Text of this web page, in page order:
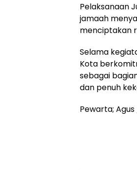
Pelaksanaan
jamaah
menciptakan
Selama
Kota
sebagai
dan penuh
Pewarta;